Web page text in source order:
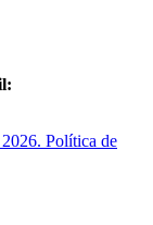
Política de